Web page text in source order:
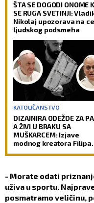
ŠTA SE DOGODI ONOME
SE RUGA SVETINJI:
Nikolaj upozorava na
ljudskog podsmeha
KATOLIČANSTVO
DIZAJNIRA ODEŽDE ZA
A ŽIVI U BRAKU SA
MUŠKARCEM: Izjave
modnog kreatora Filipa
- Morate odati
uživa u sportu.
posmatramo veličinu,